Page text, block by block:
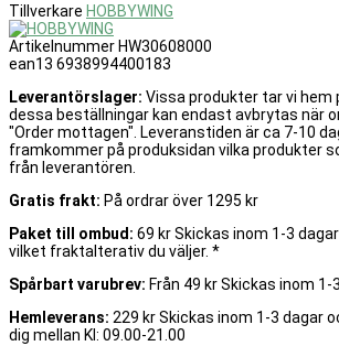
Tillverkare HOBBYWING
Artikelnummer HW30608000
ean13 6938994400183
Leverantörslager: Vissa produkter tar vi hem
dessa beställningar kan endast avbrytas när
"Order mottagen". Leveranstiden är ca 7-10
framkommer på produksidan vilka produkter
från leverantören.
Gratis frakt: På ordrar över 1295 kr
Paket till ombud: 69 kr Skickas inom 1-3
vilket fraktalterativ du väljer. *
Spårbart varubrev: Från 49 kr Skickas inom 1-
Hemleverans: 229 kr Skickas inom 1-3 dagar
dig mellan Kl: 09.00-21.00